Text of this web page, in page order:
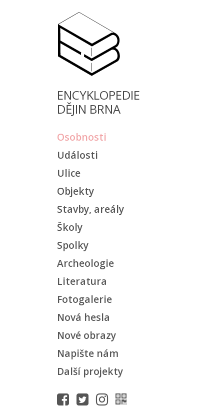
ENCYKLOPEDIE
DĚJIN BRNA
Osobnosti
Události
Ulice
Objekty
Stavby, areály
Školy
Spolky
Archeologie
Literatura
Fotogalerie
Nová hesla
Nové obrazy
Napište nám
Další projekty